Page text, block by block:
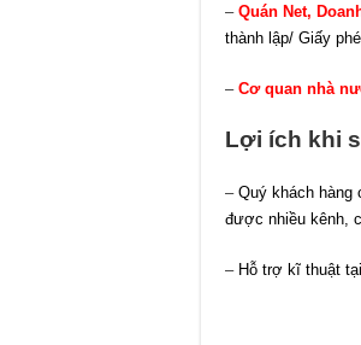
– Quán Net,
thành lập/ Giấy
– Cơ quan nhà
Lợi ích khi
– Quý khách hàng
được nhiều kênh,
– Hỗ trợ kĩ thuật